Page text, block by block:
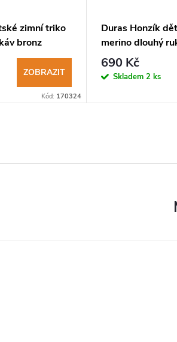
zimní triko
bronz
ZOBRAZIT
Kód: 170324
Duras Honzík
merino dlouhý
šev
690 Kč
Skladem 2 ks